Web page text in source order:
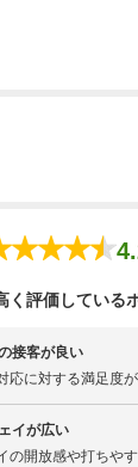
く評価している
接客が良い
応に対する満足度
イが広い
の開放感や打ちや